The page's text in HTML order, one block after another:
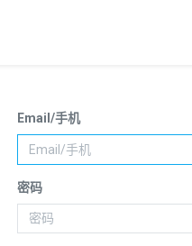
Email/手机
密码